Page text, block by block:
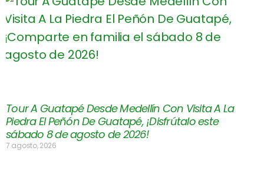
Tour A Guatapé Desde Medellín Con Visita A La
Piedra El Peñón De Guatapé, ¡Disfrútalo este
sábado 8 de agosto de 2026!
7 agosto, 2026